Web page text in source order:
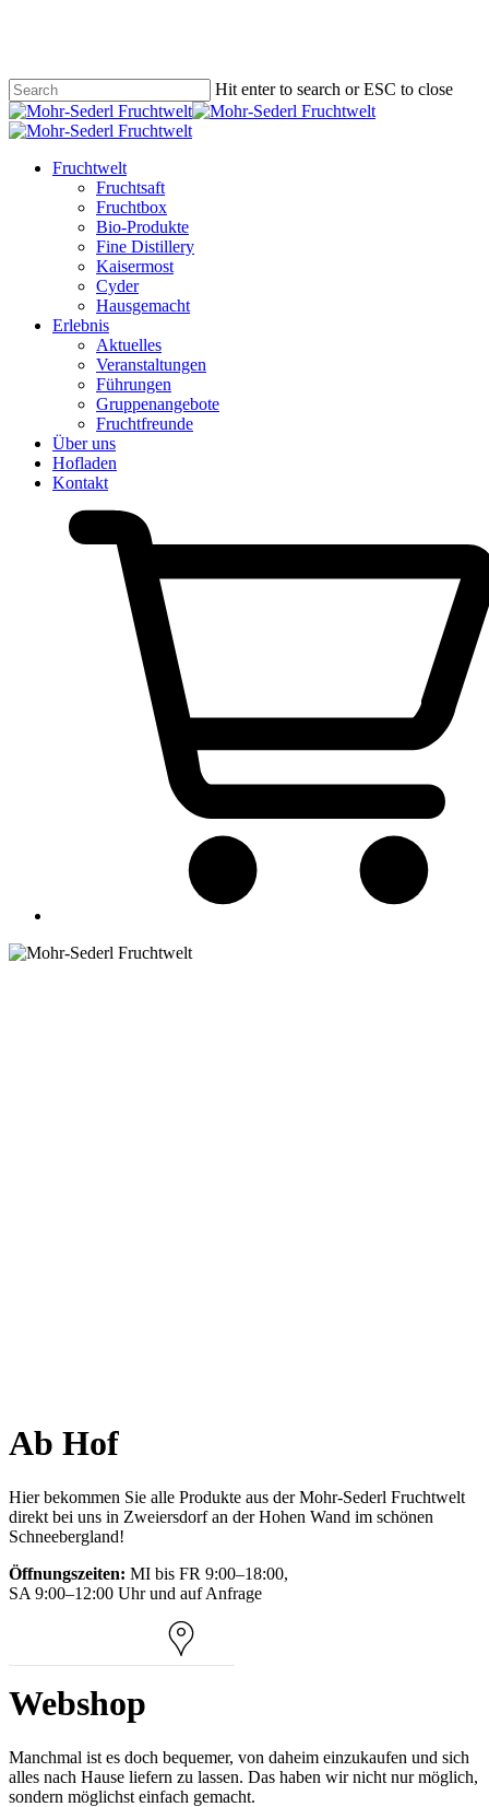
content
Hit enter to search or ESC to close
Close
Search
Menu
Fruchtwelt
Fruchtsaft
Fruchtbox
Bio-Produkte
Fine Distillery
Kaisermost
Cyder
Hausgemacht
Erlebnis
Aktuelles
Veranstaltungen
Führungen
Gruppenangebote
Fruchtfreunde
Über uns
Hofladen
Kontakt
Besuchen Sie
uns in der
Fruchtwelt
Ab Hof
Hier bekommen Sie alle Produkte aus der Mohr-Sederl Fruchtwelt
direkt bei uns in Zweiersdorf an der Hohen Wand im schönen
Schneebergland!
Öffnungszeiten: MI bis FR 9:00–18:00,
SA 9:00–12:00 Uhr und auf Anfrage
Webshop
Manchmal ist es doch bequemer, von daheim einzukaufen und sich
alles nach Hause liefern zu lassen. Das haben wir nicht nur möglich,
sondern möglichst einfach gemacht.